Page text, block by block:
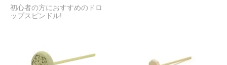
初心者の方におすすめのドロ
ップスピンドル!